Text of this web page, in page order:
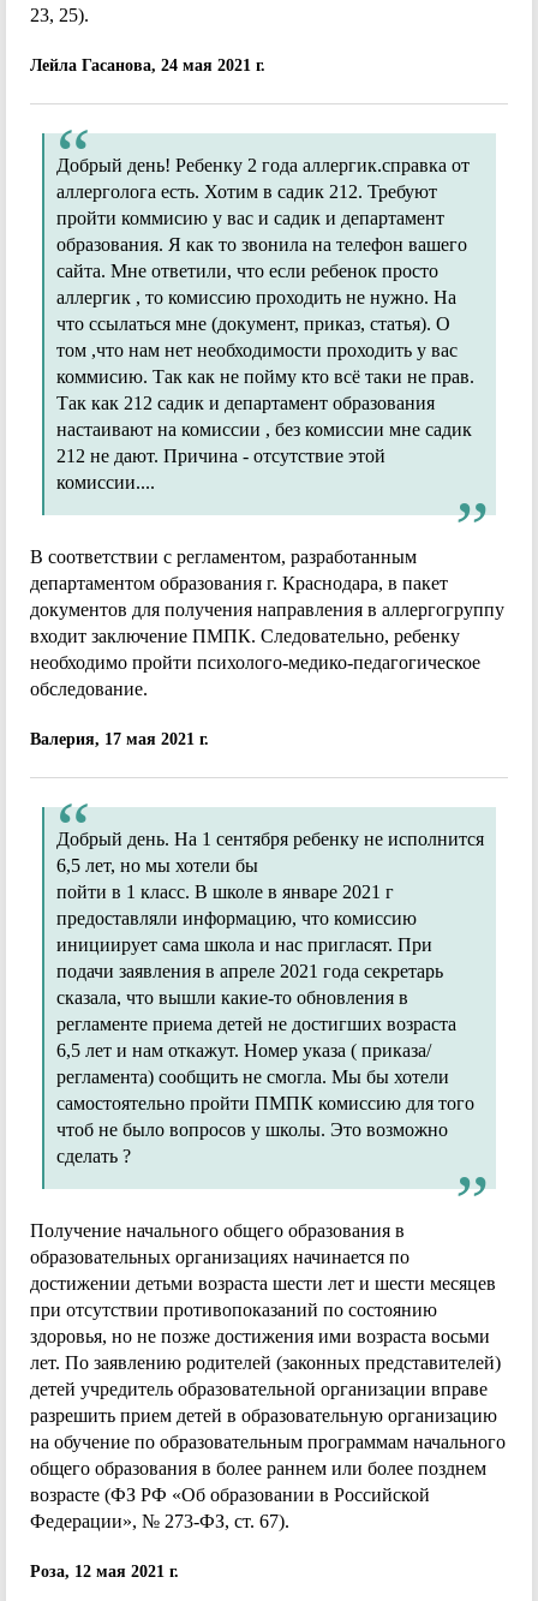
23, 25).
Лейла Гасанова, 24 мая 2021 г.
Добрый день! Ребенку 2 года аллергик.справка от
аллерголога есть. Хотим в садик 212. Требуют
пройти коммисию у вас и садик и департамент
образования. Я как то звонила на телефон вашего
сайта. Мне ответили, что если ребенок просто
аллергик , то комиссию проходить не нужно. На
что ссылаться мне (документ, приказ, статья). О
том ,что нам нет необходимости проходить у вас
коммисию. Так как не пойму кто всё таки не прав.
Так как 212 садик и департамент образования
настаивают на комиссии , без комиссии мне садик
212 не дают. Причина - отсутствие этой
комиссии....
В соответствии с регламентом, разработанным
департаментом образования г. Краснодара, в пакет
документов для получения направления в аллергогруппу
входит заключение ПМПК. Следовательно, ребенку
необходимо пройти психолого-медико-педагогическое
обследование.
Валерия, 17 мая 2021 г.
Добрый день. На 1 сентября ребенку не исполнится
6,5 лет, но мы хотели бы
пойти в 1 класс. В школе в январе 2021 г
предоставляли информацию, что комиссию
инициирует сама школа и нас пригласят. При
подачи заявления в апреле 2021 года секретарь
сказала, что вышли какие-то обновления в
регламенте приема детей не достигших возраста
6,5 лет и нам откажут. Номер указа ( приказа/
регламента) сообщить не смогла. Мы бы хотели
самостоятельно пройти ПМПК комиссию для того
чтоб не было вопросов у школы. Это возможно
сделать ?
Получение начального общего образования в
образовательных организациях начинается по
достижении детьми возраста шести лет и шести месяцев
при отсутствии противопоказаний по состоянию
здоровья, но не позже достижения ими возраста восьми
лет. По заявлению родителей (законных представителей)
детей учредитель образовательной организации вправе
разрешить прием детей в образовательную организацию
на обучение по образовательным программам начального
общего образования в более раннем или более позднем
возрасте (ФЗ РФ «Об образовании в Российской
Федерации», № 273-ФЗ, ст. 67).
Роза, 12 мая 2021 г.